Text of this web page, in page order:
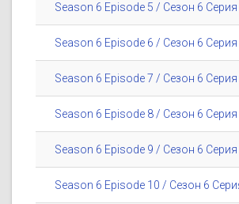
Season 6 Episode 5 / Сезон 6 Серия
Season 6 Episode 6 / Сезон 6 Серия
Season 6 Episode 7 / Сезон 6 Серия
Season 6 Episode 8 / Сезон 6 Серия
Season 6 Episode 9 / Сезон 6 Серия
Season 6 Episode 10 / Сезон 6